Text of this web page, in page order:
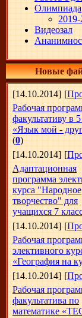
Олимпиада
Видеозал
Новые
[14.10.2014] [
Рабочая
факультативу в
«Язык мой -
(0)
[14.10.2014] [
Адаптационная
программа
курса "Народное
творчество" для
учащихся 7
[14.10.2014] [
Рабочая
элективного
«География на
[14.10.2014] [
Рабочая
факультатива по
математике